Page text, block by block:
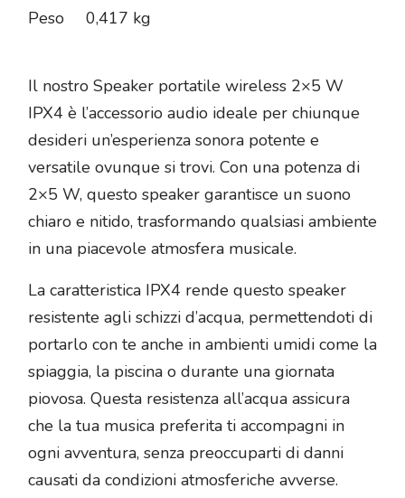
Peso
0,417 kg
Il nostro Speaker portatile wireless 2×5 W
IPX4 è l’accessorio audio ideale per chiunque
desideri un’esperienza sonora potente e
versatile ovunque si trovi. Con una potenza di
2×5 W, questo speaker garantisce un suono
chiaro e nitido, trasformando qualsiasi ambiente
in una piacevole atmosfera musicale.
La caratteristica IPX4 rende questo speaker
resistente agli schizzi d’acqua, permettendoti di
portarlo con te anche in ambienti umidi come la
spiaggia, la piscina o durante una giornata
piovosa. Questa resistenza all’acqua assicura
che la tua musica preferita ti accompagni in
ogni avventura, senza preoccuparti di danni
causati da condizioni atmosferiche avverse.